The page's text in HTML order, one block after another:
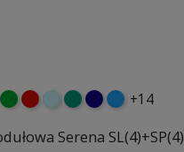
zielonyczerwony
błękitnyturkusowy
granatowy
niebieski
+14
Serena SL(4)+SP(4)